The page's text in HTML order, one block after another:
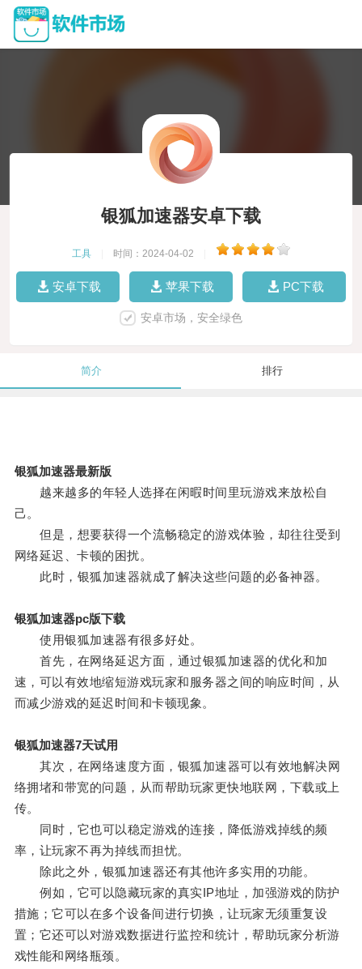
银狐加速器安卓下载
工具 时间：2024-04-02
安卓下载 苹果下载 PC下载
安卓市场，安全绿色
简介 排行
银狐加速器最新版
越来越多的年轻人选择在闲暇时间里玩游戏来放松自
己。
但是，想要获得一个流畅稳定的游戏体验，却往往受到
网络延迟、卡顿的困扰。
此时，银狐加速器就成了解决这些问题的必备神器。
银狐加速器pc版下载
使用银狐加速器有很多好处。
首先，在网络延迟方面，通过银狐加速器的优化和加
速，可以有效地缩短游戏玩家和服务器之间的响应时间，从
而减少游戏的延迟时间和卡顿现象。
银狐加速器7天试用
其次，在网络速度方面，银狐加速器可以有效地解决网
络拥堵和带宽的问题，从而帮助玩家更快地联网，下载或上
传。
同时，它也可以稳定游戏的连接，降低游戏掉线的频
率，让玩家不再为掉线而担忧。
除此之外，银狐加速器还有其他许多实用的功能。
例如，它可以隐藏玩家的真实IP地址，加强游戏的防护
措施；它可以在多个设备间进行切换，让玩家无须重复设
置；它还可以对游戏数据进行监控和统计，帮助玩家分析游
戏性能和网络瓶颈。